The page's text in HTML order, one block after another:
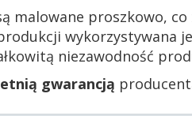
malowane proszkowo,
wykorzystywana
niezawodność
gwarancją